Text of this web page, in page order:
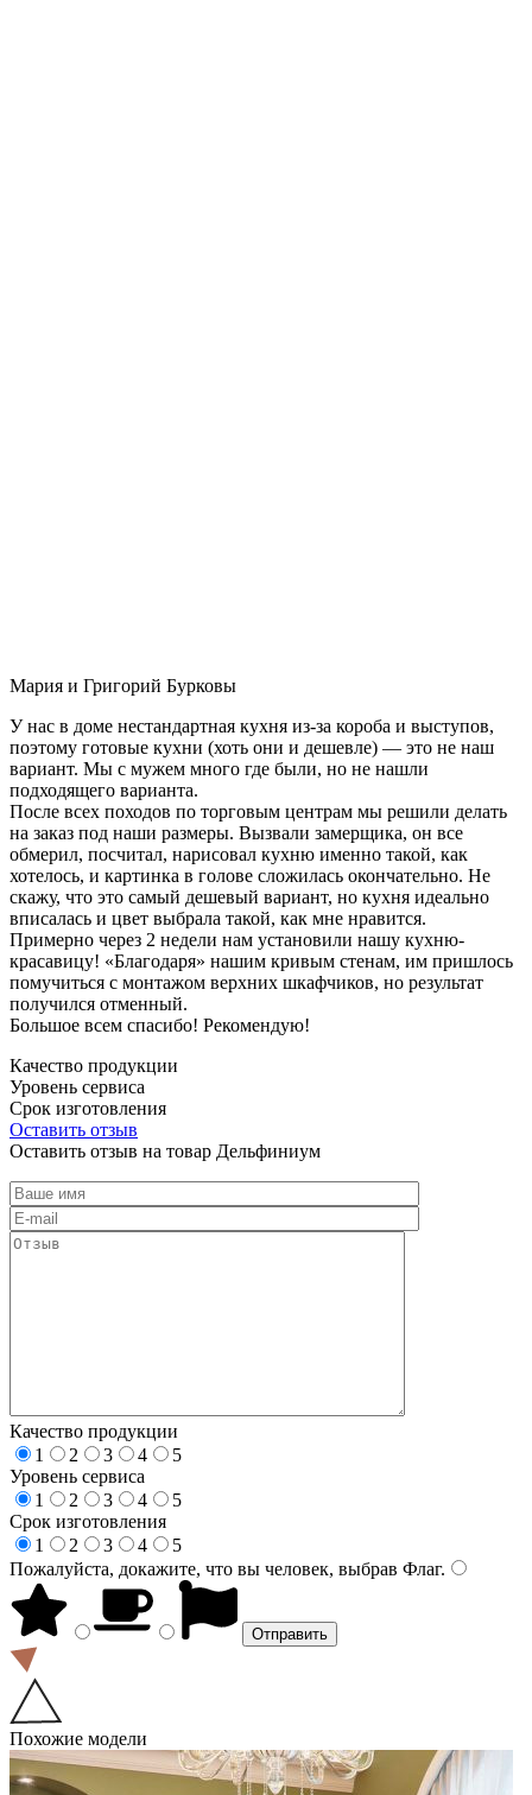
Мария и Григорий Бурковы
У нас в доме нестандартная кухня из-за короба и выступов,
поэтому готовые кухни (хоть они и дешевле) — это не наш
вариант. Мы с мужем много где были, но не нашли
подходящего варианта.
После всех походов по торговым центрам мы решили делать
на заказ под наши размеры. Вызвали замерщика, он все
обмерил, посчитал, нарисовал кухню именно такой, как
хотелось, и картинка в голове сложилась окончательно. Не
скажу, что это самый дешевый вариант, но кухня идеально
вписалась и цвет выбрала такой, как мне нравится.
Примерно через 2 недели нам установили нашу кухню-
красавицу! «Благодаря» нашим кривым стенам, им пришлось
помучиться с монтажом верхних шкафчиков, но результат
получился отменный.
Большое всем спасибо! Рекомендую!
Качество продукции
Уровень сервиса
Срок изготовления
Оставить отзыв
Оставить отзыв на товар Дельфиниум
Качество продукции
1
2 3 4
5
Уровень сервиса
1
2 3 4
5
Срок изготовления
1
2 3 4
5
Пожалуйста, докажите, что вы человек, выбрав Флаг.
Похожие модели